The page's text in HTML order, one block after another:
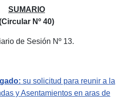
SUMARIO
Nº 40)
de Sesión Nº 13.
su solicitud para reunir a la
y Asentamientos en aras de